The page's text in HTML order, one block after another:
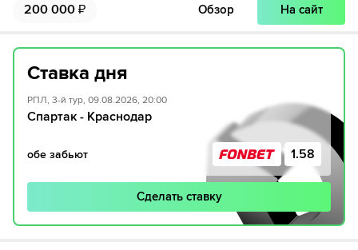
200 000 ₽ Обзор На сайт
Ставка дня
РПЛ, 3-й тур, 09.08.2026, 20:00
Спартак - Краснодар
обе забьют 1.58
Сделать ставку